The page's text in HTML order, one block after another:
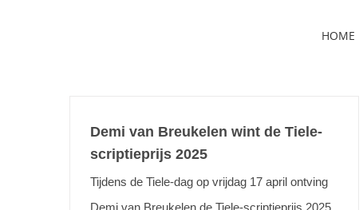
HOME
Demi van Breukelen wint de Tiele-
scriptieprijs 2025
Tijdens de Tiele-dag op vrijdag 17 april ontving
Demi van Breukelen de Tiele-scriptieprijs 2025